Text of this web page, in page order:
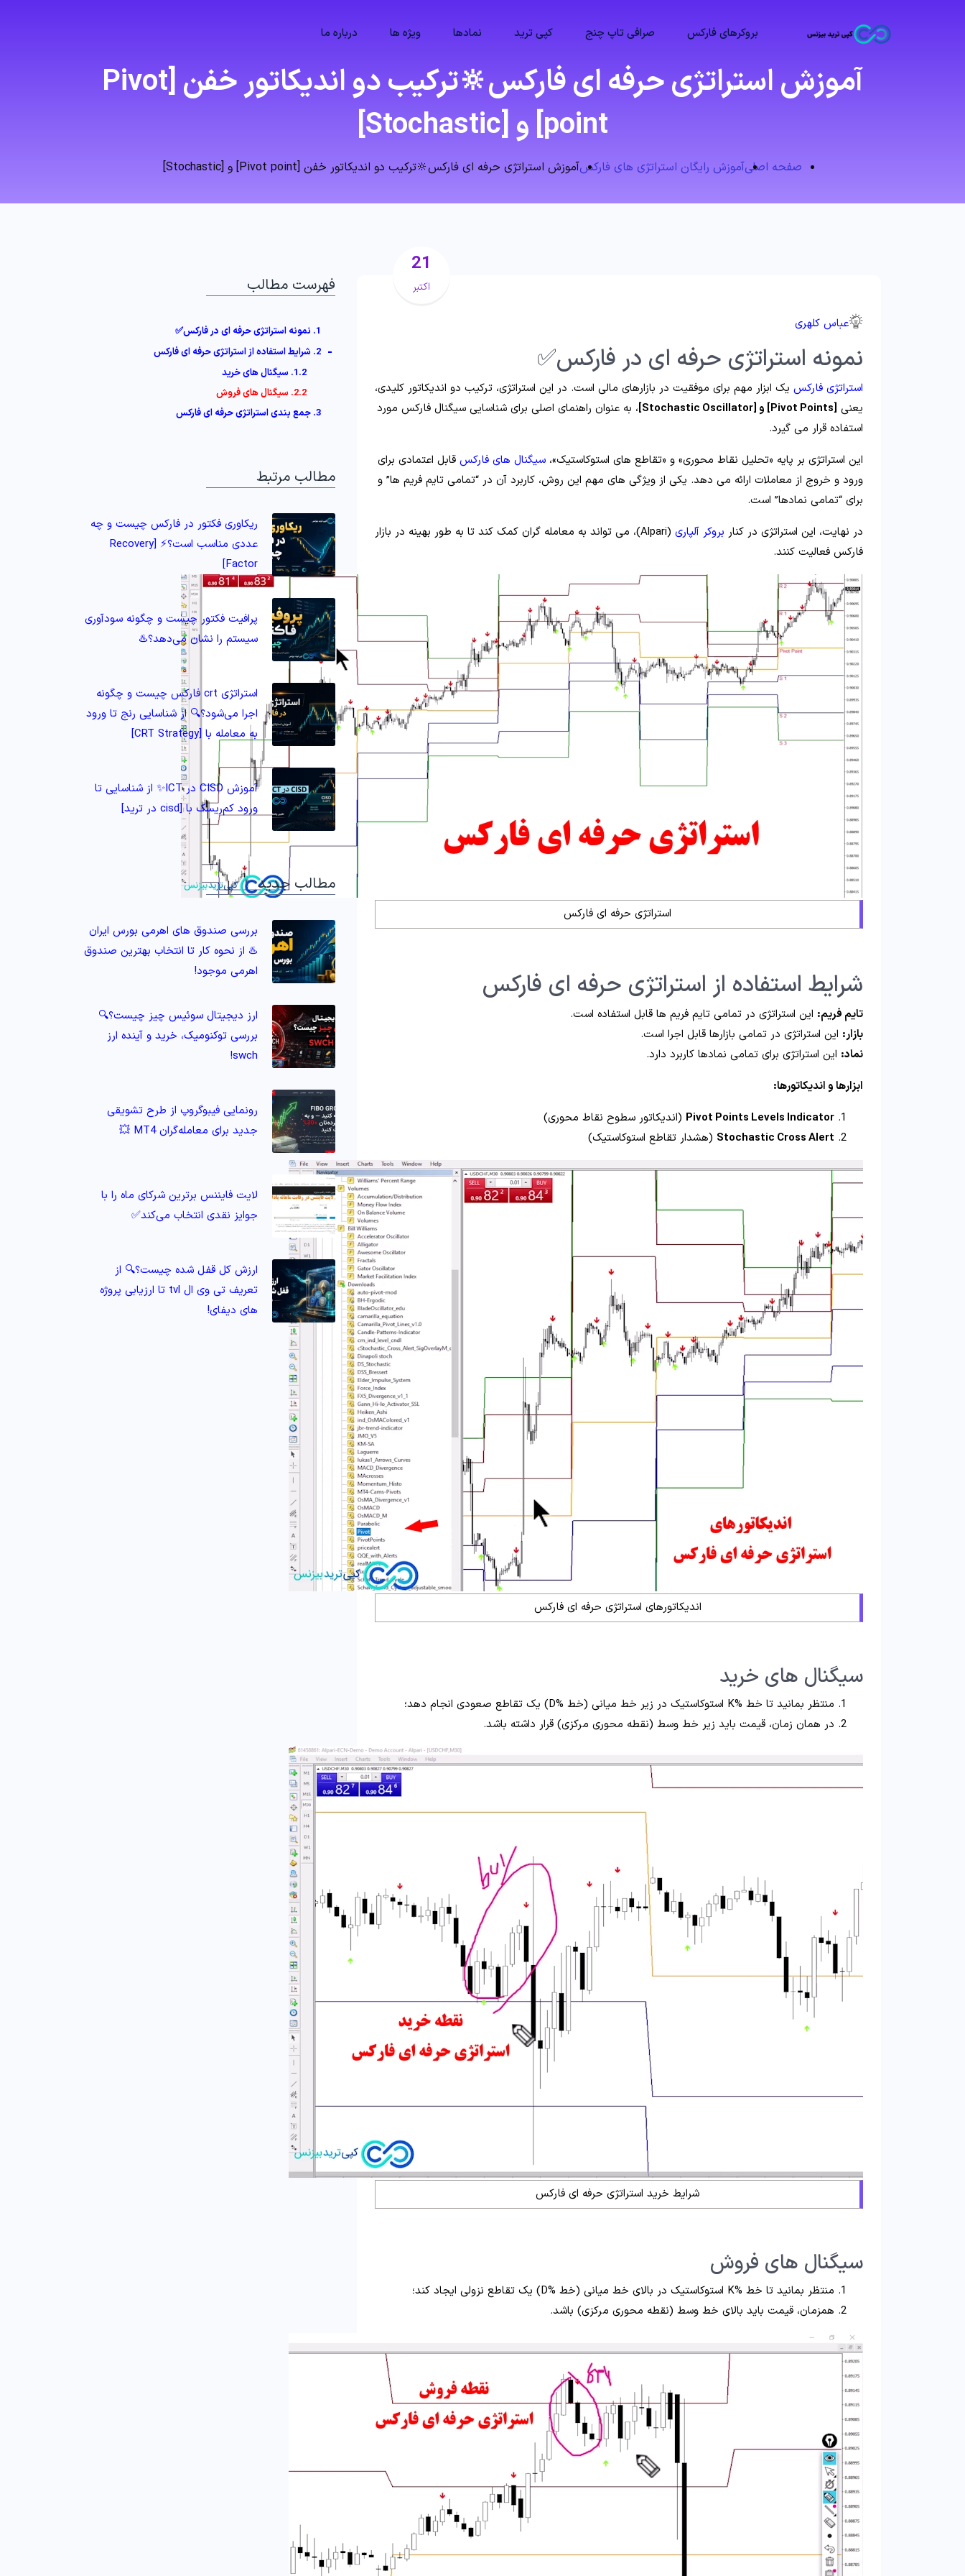
بروکرهای فارکس صرافی تاپ چنج کپی ترید نمادها ویژه ها درباره ما
آموزش استراتژی حرفه ای فارکس🔆ترکیب دو اندیکاتور خفن [Pivot
point] و [Stochastic]
صفحه اصلیآموزش رایگان استراتژی های فارکسآموزش استراتژی حرفه ای فارکس🔆ترکیب دو اندیکاتور خفن [Pivot point] و [Stochastic]
21
اکتبر
عباس کلهری
نمونه استراتژی حرفه ای در فارکس✅
استراتژی فارکس یک ابزار مهم برای موفقیت در بازارهای مالی است. در این استراتژی، ترکیب دو اندیکاتور کلیدی،
یعنی [Pivot Points] و [Stochastic Oscillator]
، به عنوان راهنمای اصلی برای شناسایی سیگنال فارکس مورد
استفاده قرار می‌ گیرد.
این استراتژی بر پایه «تحلیل نقاط محوری» و «تقاطع‌ های استوکاستیک»، سیگنال‌ های فارکس قابل اعتمادی برای
ورود و خروج از معاملات ارائه می‌ دهد. یکی از ویژگی‌ های مهم این روش، کاربرد آن در “تمامی تایم‌ فریم‌ ها” و
برای “تمامی نمادها” است.
در نهایت، این استراتژی در کنار بروکر آلپاری
(Alpari)، می‌ تواند به معامله‌ گران کمک کند تا به طور بهینه در بازار
فارکس فعالیت کنند.
استراتژی حرفه ای فارکس
شرایط استفاده از استراتژی حرفه ای فارکس
تایم فریم: این استراتژی در تمامی تایم‌ فریم‌ ها قابل استفاده است.
بازار: این استراتژی در تمامی بازارها قابل اجرا است.
نماد: این استراتژی برای تمامی نمادها کاربرد دارد.
ابزارها و اندیکاتورها:
Pivot Points Levels Indicator (اندیکاتور سطوح نقاط محوری)
Stochastic Cross Alert (هشدار تقاطع استوکاستیک)
اندیکاتورهای استراتژی حرفه ای فارکس
سیگنال‌ های خرید
منتظر بمانید تا خط %K استوکاستیک در زیر خط میانی (خط %D) یک تقاطع صعودی انجام دهد؛
در همان زمان، قیمت باید زیر خط وسط (نقطه محوری مرکزی) قرار داشته باشد.
شرایط خرید استراتژی حرفه ای فارکس
سیگنال‌ های فروش
منتظر بمانید تا خط %K استوکاستیک در بالای خط میانی (خط %D) یک تقاطع نزولی ایجاد کند؛
همزمان، قیمت باید بالای خط وسط (نقطه محوری مرکزی) باشد.
فهرست مطالب
1. نمونه استراتژی حرفه ای در فارکس✅
2. شرایط استفاده از استراتژی حرفه ای فارکس -
1.2. سیگنال‌ های خرید
2.2. سیگنال‌ های فروش
3. جمع بندی استراتژی حرفه ای فارکس
مطالب مرتبط
ریکاوری فکتور در فارکس چیست و چه
عددی مناسب است؟⚡️ [Recovery
Factor]
پرافیت فکتور چیست و چگونه سودآوری
سیستم را نشان می‌دهد؟♨️
استراتژی crt فارکس چیست و چگونه
اجرا می‌شود؟🔍 از شناسایی رنج تا ورود
به معامله با [CRT Strategy]
آموزش CISD در ICT✨ از شناسایی تا
ورود کم‌ریسک با [cisd در ترید]
مطالب جدید
بررسی صندوق های اهرمی بورس ایران
♨️ از نحوه کار تا انتخاب بهترین صندوق
اهرمی موجود!
ارز دیجیتال سوئیس چیز چیست؟🔍
بررسی توکنومیک، خرید و آینده ارز
swch!
رونمایی فیبوگروپ از طرح تشویقی
جدید برای معامله‌گران MT4 💥
لایت فایننس برترین شرکای ماه را با
جوایز نقدی انتخاب می‌کند✅
ارزش کل قفل شده چیست؟🔍 از
تعریف تی وی ال tvl تا ارزیابی پروژه‌
های دیفای!